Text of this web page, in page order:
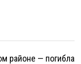
районе — погибла